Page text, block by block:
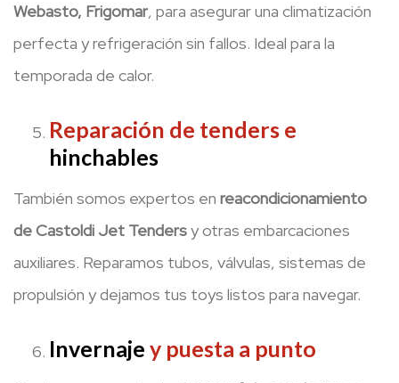
Webasto, Frigomar, para asegurar una climatización
perfecta y refrigeración sin fallos. Ideal para la
temporada de calor.
Reparación de tenders e
hinchables
También somos expertos en reacondicionamiento
de Castoldi Jet Tendersy otras embarcaciones
auxiliares. Reparamos tubos, válvulas, sistemas de
propulsión y dejamos tus toys listos para navegar.
Invernaje y puesta a punto